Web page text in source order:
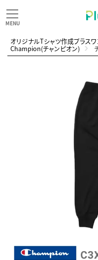
オリジナルTシャツ作成プラス
Champion(チャンピオン)